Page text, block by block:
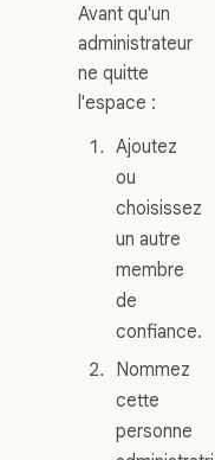
Avant qu'un
administrateur
ne quitte
l'espace :
Ajoutez
ou
choisissez
un autre
membre
de
confiance.
Nommez
cette
personne